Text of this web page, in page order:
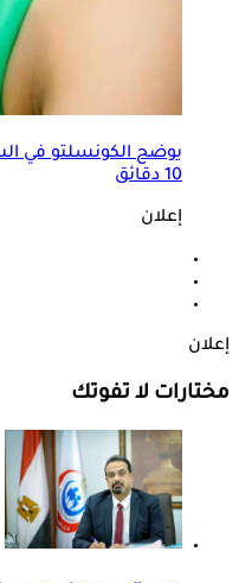
يوضح الكونسلتو في
10 دقائق
إعلان
إعلان
مختارات لا تفوتك